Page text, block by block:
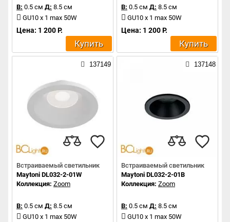
В: 0.5 см Д: 8.5 см
GU10 x 1 max 50W
Цена: 1 200 Р.
Купить
В: 0.5 см Д: 8.5 см
GU10 x 1 max 50W
Цена: 1 200 Р.
Купить
137149
Встраиваемый светильник
Maytoni DL032-2-01W
Коллекция: Zoom
В: 0.5 см Д: 8.5 см
GU10 x 1 max 50W
137148
Встраиваемый светильник
Maytoni DL032-2-01B
Коллекция: Zoom
В: 0.5 см Д: 8.5 см
GU10 x 1 max 50W